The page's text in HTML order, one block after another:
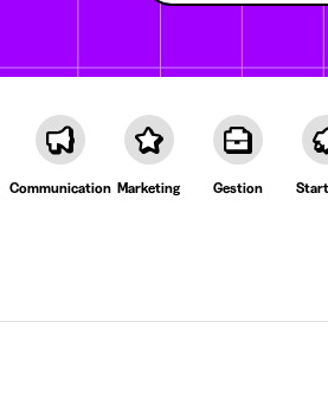
Communication Marketing Gestion